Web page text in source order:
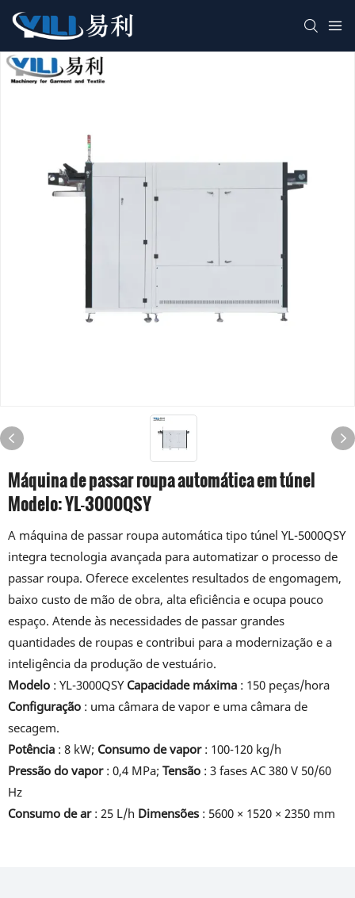
Máquina de passar roupa automática em túnel
Modelo: YL-3000QSY
A máquina de passar roupa automática tipo túnel YL-5000QSY
integra tecnologia avançada para automatizar o processo de
passar roupa. Oferece excelentes resultados de engomagem,
baixo custo de mão de obra, alta eficiência e ocupa pouco
espaço. Atende às necessidades de passar grandes
quantidades de roupas e contribui para a modernização e a
inteligência da produção de vestuário.
Modelo : YL-3000QSY Capacidade máxima : 150 peças/hora
Configuração : uma câmara de vapor e uma câmara de
secagem.
Potência : 8 kW; Consumo de vapor: 100-120 kg/h
Pressão do vapor: 0,4 MPa; Tensão : 3 fases AC 380 V 50/60
Hz
Consumo de ar: 25 L/h Dimensões : 5600 × 1520 × 2350 mm